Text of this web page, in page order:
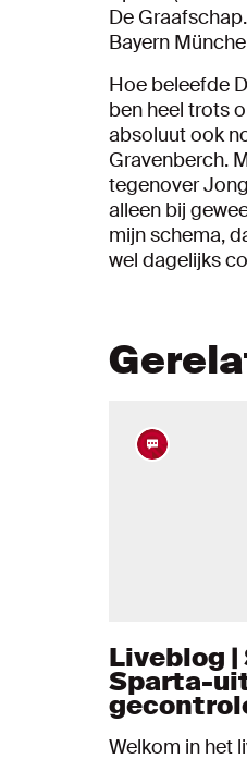
De
Bayern
Hoe beleefde
ben heel trots
absoluut ook
Gravenberch.
tegenover
alleen bij
mijn schema,
wel dagelijks
Liveblog |
Sparta-
Welkom in het